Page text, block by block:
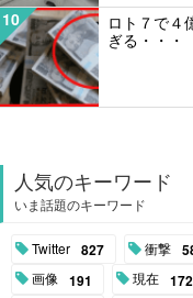
10
ロト７で４
ぎる・・・
人気のキーワード
いま話題のキーワード
Twitter 827 衝撃
画像 191 現在 172